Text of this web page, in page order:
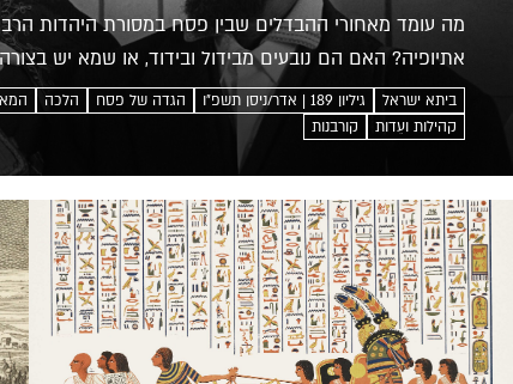
מה עומד מאחורי ההבדלים שבין פסח במסורת היהדות
אתיופיה? האם הם נובעים מבידול ובידוד, או שמא יש
ביתא ישראל גיליון 189 | אדר/ניסן תשפ״ו הגדה של פסח הלכה
קהילות ועֵדות
קורבנות